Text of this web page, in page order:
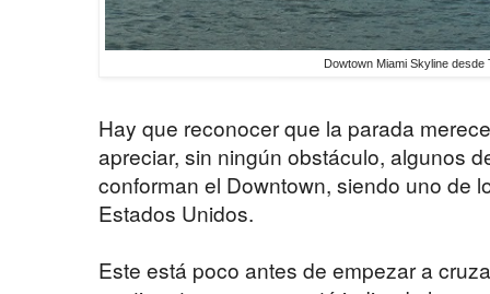
Dowtown Miami Skyline
Hay que reconocer que la parada
apreciar, sin ningún obstáculo, algunos
conforman el Downtown, siendo uno de
Estados Unidos.
Este está poco antes de empezar a